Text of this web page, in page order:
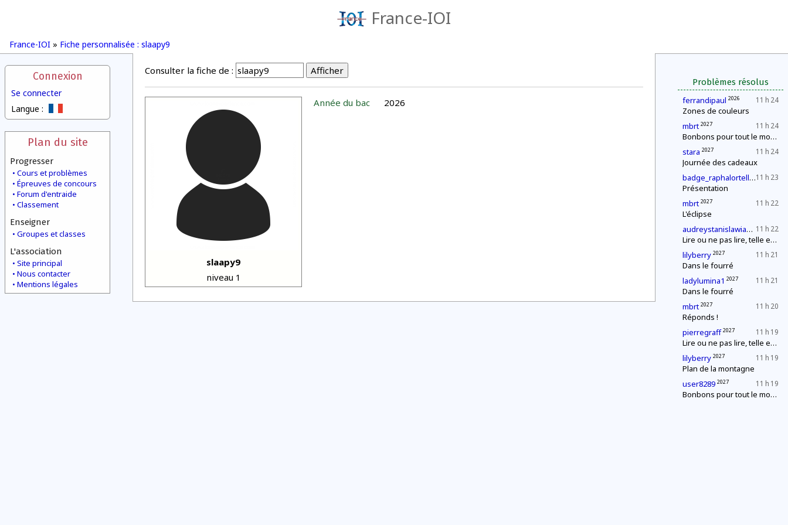
France-IOI
France-IOI » Fiche personnalisée : slaapy9
Connexion
Se connecter
Langue :
Plan du site
Progresser
Cours et problèmes
Épreuves de concours
Forum d'entraide
Classement
Enseigner
Groupes et classes
L'association
Site principal
Nous contacter
Mentions légales
Problèmes résolus
11 h 24
ferrandipaul 2026
Zones de couleurs
11 h 24
mbrt 2027
Bonbons pour tout le monde !
11 h 24
stara 2027
Journée des cadeaux
11 h 23
badge_raphalortells891 2029
Présentation
11 h 22
mbrt 2027
L'éclipse
11 h 22
audreystanislawiak 2027
Lire ou ne pas lire, telle est la question
11 h 21
lilyberry 2027
Dans le fourré
11 h 21
ladylumina1 2027
Dans le fourré
11 h 20
mbrt 2027
Réponds !
11 h 19
pierregraff 2027
Lire ou ne pas lire, telle est la question
11 h 19
lilyberry 2027
Plan de la montagne
11 h 19
user8289 2027
Bonbons pour tout le monde !
Consulter la fiche de :
slaapy9
niveau 1
Année du bac 2026